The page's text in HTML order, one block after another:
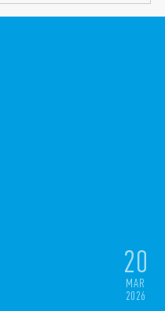
20
MAR
2026